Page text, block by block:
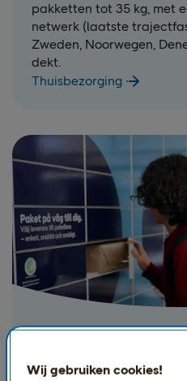
pakketten tot 35 kg, met
netwerk (laatste
Zweden, Noorwegen,
dekt.
Thuisbezorging
Bezorging
Wij gebruiken cookies!